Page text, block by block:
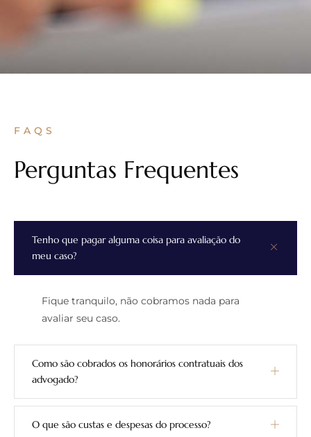
FAQS
Perguntas Frequentes
Tenho que pagar alguma coisa para avaliação do
meu caso?
Fique tranquilo, não cobramos nada para
avaliar seu caso.
Como são cobrados os honorários contratuais dos
advogado?
O que são custas e despesas do processo?